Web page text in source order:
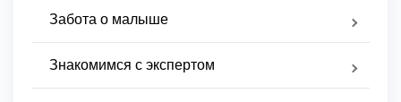
Забота о малыше
Знакомимся с экспертом